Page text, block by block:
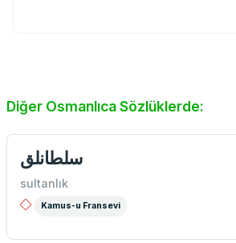
Diğer Osmanlıca Sözlüklerde:
سلطانلق
sultanlık
Kamus-u Fransevi